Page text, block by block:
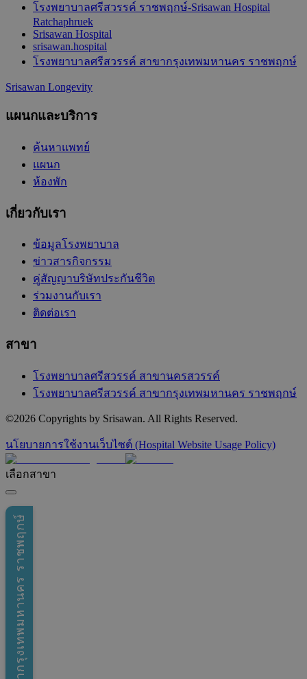
โรงพยาบาลศรีสวรรค์ ราชพฤกษ์-Srisawan Hospital
Ratchaphruek
Srisawan Hospital
srisawan.hospital
โรงพยาบาลศรีสวรรค์ สาขากรุงเทพมหานคร ราชพฤกษ์
Srisawan Longevity
แผนกและบริการ
ค้นหาแพทย์
แผนก
ห้องพัก
เกี่ยวกับเรา
ข้อมูลโรงพยาบาล
ข่าวสารกิจกรรม
คู่สัญญาบริษัทประกันชีวิต
ร่วมงานกับเรา
ติดต่อเรา
สาขา
โรงพยาบาลศรีสวรรค์ สาขานครสวรรค์
โรงพยาบาลศรีสวรรค์ สาขากรุงเทพมหานคร ราชพฤกษ์
©2026 Copyrights by Srisawan. All Rights Reserved.
นโยบายการใช้งานเว็บไซต์ (Hospital Website Usage Policy)
เลือกสาขา
สาขากรุงเทพมหานคร ราชพฤกษ์